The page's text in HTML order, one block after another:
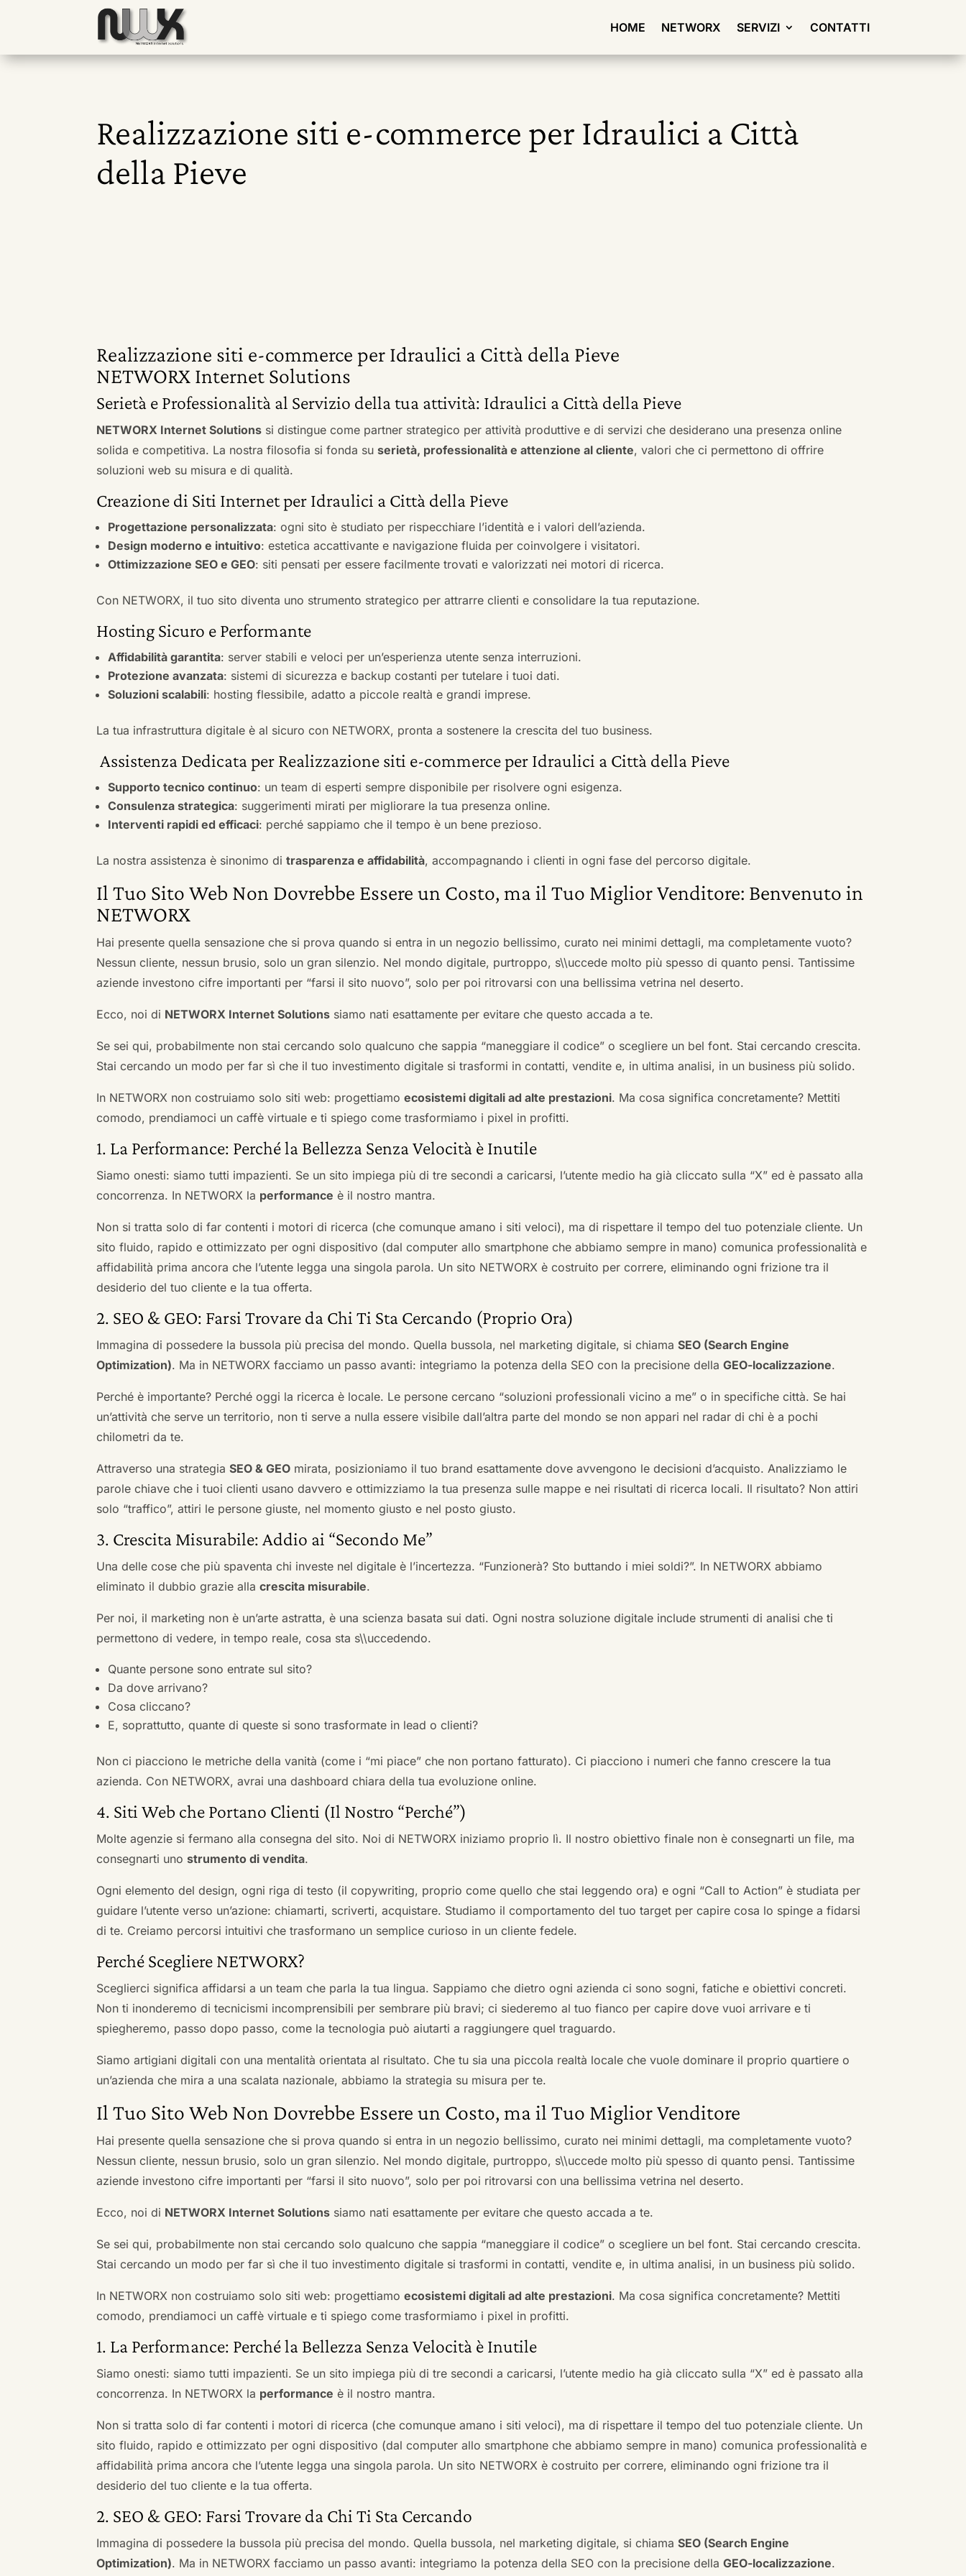
HOME NETWORX SERVIZI CONTATTI
Realizzazione siti e-commerce per Idraulici a Città
della Pieve
Realizzazione siti e-commerce per Idraulici a Città della Pieve
NETWORX Internet Solutions
Serietà e Professionalità al Servizio della tua attività: Idraulici a Città della Pieve
NETWORX Internet Solutions si distingue come partner strategico per attività produttive e di servizi che desiderano una presenza online
solida e competitiva. La nostra filosofia si fonda suserietà, professionalità e attenzione al cliente, valori che ci permettono di offrire
soluzioni web su misura e di qualità.
Creazione di Siti Internet per Idraulici a Città della Pieve
Progettazione personalizzata: ogni sito è studiato per rispecchiare l’identità e i valori dell’azienda.
Design moderno e intuitivo: estetica accattivante e navigazione fluida per coinvolgere i visitatori.
Ottimizzazione SEO e GEO: siti pensati per essere facilmente trovati e valorizzati nei motori di ricerca.
Con NETWORX, il tuo sito diventa uno strumento strategico per attrarre clienti e consolidare la tua reputazione.
Hosting Sicuro e Performante
Affidabilità garantita: server stabili e veloci per un’esperienza utente senza interruzioni.
Protezione avanzata: sistemi di sicurezza e backup costanti per tutelare i tuoi dati.
Soluzioni scalabili: hosting flessibile, adatto a piccole realtà e grandi imprese.
La tua infrastruttura digitale è al sicuro con NETWORX, pronta a sostenere la crescita del tuo business.
Assistenza Dedicata per Realizzazione siti e-commerce per Idraulici a Città della Pieve
Supporto tecnico continuo: un team di esperti sempre disponibile per risolvere ogni esigenza.
Consulenza strategica: suggerimenti mirati per migliorare la tua presenza online.
Interventi rapidi ed efficaci: perché sappiamo che il tempo è un bene prezioso.
La nostra assistenza è sinonimo ditrasparenza e affidabilità, accompagnando i clienti in ogni fase del percorso digitale.
Il Tuo Sito Web Non Dovrebbe Essere un Costo, ma il Tuo Miglior Venditore: Benvenuto in
NETWORX
Hai presente quella sensazione che si prova quando si entra in un negozio bellissimo, curato nei minimi dettagli, ma completamente vuoto?
Nessun cliente, nessun brusio, solo un gran silenzio. Nel mondo digitale, purtroppo, s\\uccede molto più spesso di quanto pensi. Tantissime
aziende investono cifre importanti per “farsi il sito nuovo”, solo per poi ritrovarsi con una bellissima vetrina nel deserto.
Ecco, noi di NETWORX Internet Solutions siamo nati esattamente per evitare che questo accada a te.
Se sei qui, probabilmente non stai cercando solo qualcuno che sappia “maneggiare il codice” o scegliere un bel font. Stai cercando crescita.
Stai cercando un modo per far sì che il tuo investimento digitale si trasformi in contatti, vendite e, in ultima analisi, in un business più solido.
In NETWORX non costruiamo solo siti web: progettiamoecosistemi digitali ad alte prestazioni. Ma cosa significa concretamente? Mettiti
comodo, prendiamoci un caffè virtuale e ti spiego come trasformiamo i pixel in profitti.
1. La Performance: Perché la Bellezza Senza Velocità è Inutile
Siamo onesti: siamo tutti impazienti. Se un sito impiega più di tre secondi a caricarsi, l’utente medio ha già cliccato sulla “X” ed è passato alla
concorrenza. In NETWORX la performance è il nostro mantra.
Non si tratta solo di far contenti i motori di ricerca (che comunque amano i siti veloci), ma di rispettare il tempo del tuo potenziale cliente. Un
sito fluido, rapido e ottimizzato per ogni dispositivo (dal computer allo smartphone che abbiamo sempre in mano) comunica professionalità e
affidabilità prima ancora che l’utente legga una singola parola. Un sito NETWORX è costruito per correre, eliminando ogni frizione tra il
desiderio del tuo cliente e la tua offerta.
2. SEO & GEO: Farsi Trovare da Chi Ti Sta Cercando (Proprio Ora)
Immagina di possedere la bussola più precisa del mondo. Quella bussola, nel marketing digitale, si chiamaSEO (Search Engine
Optimization). Ma in NETWORX facciamo un passo avanti: integriamo la potenza della SEO con la precisione dellaGEO-localizzazione.
Perché è importante? Perché oggi la ricerca è locale. Le persone cercano “soluzioni professionali vicino a me” o in specifiche città. Se hai
un’attività che serve un territorio, non ti serve a nulla essere visibile dall’altra parte del mondo se non appari nel radar di chi è a pochi
chilometri da te.
Attraverso una strategiaSEO & GEO mirata, posizioniamo il tuo brand esattamente dove avvengono le decisioni d’acquisto. Analizziamo le
parole chiave che i tuoi clienti usano davvero e ottimizziamo la tua presenza sulle mappe e nei risultati di ricerca locali. Il risultato? Non attiri
solo “traffico”, attiri le persone giuste, nel momento giusto e nel posto giusto.
3. Crescita Misurabile: Addio ai “Secondo Me”
Una delle cose che più spaventa chi investe nel digitale è l’incertezza. “Funzionerà? Sto buttando i miei soldi?”. In NETWORX abbiamo
eliminato il dubbio grazie allacrescita misurabile.
Per noi, il marketing non è un’arte astratta, è una scienza basata sui dati. Ogni nostra soluzione digitale include strumenti di analisi che ti
permettono di vedere, in tempo reale, cosa sta s\\uccedendo.
Quante persone sono entrate sul sito?
Da dove arrivano?
Cosa cliccano?
E, soprattutto, quante di queste si sono trasformate in lead o clienti?
Non ci piacciono le metriche della vanità (come i “mi piace” che non portano fatturato). Ci piacciono i numeri che fanno crescere la tua
azienda. Con NETWORX, avrai una dashboard chiara della tua evoluzione online.
4. Siti Web che Portano Clienti (Il Nostro “Perché”)
Molte agenzie si fermano alla consegna del sito. Noi di NETWORX iniziamo proprio lì. Il nostro obiettivo finale non è consegnarti un file, ma
consegnarti unostrumento di vendita.
Ogni elemento del design, ogni riga di testo (il copywriting, proprio come quello che stai leggendo ora) e ogni “Call to Action” è studiata per
guidare l’utente verso un’azione: chiamarti, scriverti, acquistare. Studiamo il comportamento del tuo target per capire cosa lo spinge a fidarsi
di te. Creiamo percorsi intuitivi che trasformano un semplice curioso in un cliente fedele.
Perché Scegliere NETWORX?
Sceglierci significa affidarsi a un team che parla la tua lingua. Sappiamo che dietro ogni azienda ci sono sogni, fatiche e obiettivi concreti.
Non ti inonderemo di tecnicismi incomprensibili per sembrare più bravi; ci siederemo al tuo fianco per capire dove vuoi arrivare e ti
spiegheremo, passo dopo passo, come la tecnologia può aiutarti a raggiungere quel traguardo.
Siamo artigiani digitali con una mentalità orientata al risultato. Che tu sia una piccola realtà locale che vuole dominare il proprio quartiere o
un’azienda che mira a una scalata nazionale, abbiamo la strategia su misura per te.
Il Tuo Sito Web Non Dovrebbe Essere un Costo, ma il Tuo Miglior Venditore
Hai presente quella sensazione che si prova quando si entra in un negozio bellissimo, curato nei minimi dettagli, ma completamente vuoto?
Nessun cliente, nessun brusio, solo un gran silenzio. Nel mondo digitale, purtroppo, s\\uccede molto più spesso di quanto pensi. Tantissime
aziende investono cifre importanti per “farsi il sito nuovo”, solo per poi ritrovarsi con una bellissima vetrina nel deserto.
Ecco, noi di NETWORX Internet Solutions siamo nati esattamente per evitare che questo accada a te.
Se sei qui, probabilmente non stai cercando solo qualcuno che sappia “maneggiare il codice” o scegliere un bel font. Stai cercando crescita.
Stai cercando un modo per far sì che il tuo investimento digitale si trasformi in contatti, vendite e, in ultima analisi, in un business più solido.
In NETWORX non costruiamo solo siti web: progettiamoecosistemi digitali ad alte prestazioni. Ma cosa significa concretamente? Mettiti
comodo, prendiamoci un caffè virtuale e ti spiego come trasformiamo i pixel in profitti.
1. La Performance: Perché la Bellezza Senza Velocità è Inutile
Siamo onesti: siamo tutti impazienti. Se un sito impiega più di tre secondi a caricarsi, l’utente medio ha già cliccato sulla “X” ed è passato alla
concorrenza. In NETWORX la performance è il nostro mantra.
Non si tratta solo di far contenti i motori di ricerca (che comunque amano i siti veloci), ma di rispettare il tempo del tuo potenziale cliente. Un
sito fluido, rapido e ottimizzato per ogni dispositivo (dal computer allo smartphone che abbiamo sempre in mano) comunica professionalità e
affidabilità prima ancora che l’utente legga una singola parola. Un sito NETWORX è costruito per correre, eliminando ogni frizione tra il
desiderio del tuo cliente e la tua offerta.
2. SEO & GEO: Farsi Trovare da Chi Ti Sta Cercando
Immagina di possedere la bussola più precisa del mondo. Quella bussola, nel marketing digitale, si chiamaSEO (Search Engine
Optimization). Ma in NETWORX facciamo un passo avanti: integriamo la potenza della SEO con la precisione dellaGEO-localizzazione.